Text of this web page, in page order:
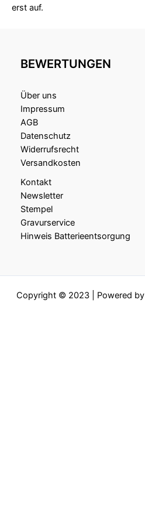
erst auf.
BEWERTUNGEN
Über uns
Impressum
AGB
Datenschutz
Widerrufsrecht
Versandkosten
Kontakt
Newsletter
Stempel
Gravurservice
Hinweis Batterieentsorgung
Copyright © 2023 | Powered by